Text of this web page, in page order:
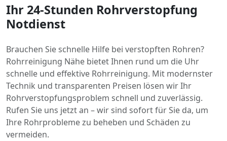
Ihr 24-Stunden Rohrverstopfung
Notdienst
Brauchen Sie schnelle Hilfe bei verstopften Rohren?
Rohrreinigung Nähe bietet Ihnen rund um die Uhr
schnelle und effektive Rohrreinigung. Mit modernster
Technik und transparenten Preisen lösen wir Ihr
Rohrverstopfungsproblem schnell und zuverlässig.
Rufen Sie uns jetzt an – wir sind sofort für Sie da, um
Ihre Rohrprobleme zu beheben und Schäden zu
vermeiden.